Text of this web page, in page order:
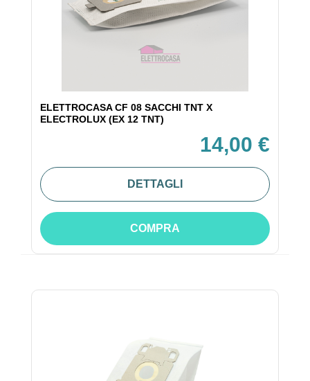
ELETTROCASA CF 08 SACCHI TNT X
ELECTROLUX (EX 12 TNT)
14,00 €
DETTAGLI
COMPRA